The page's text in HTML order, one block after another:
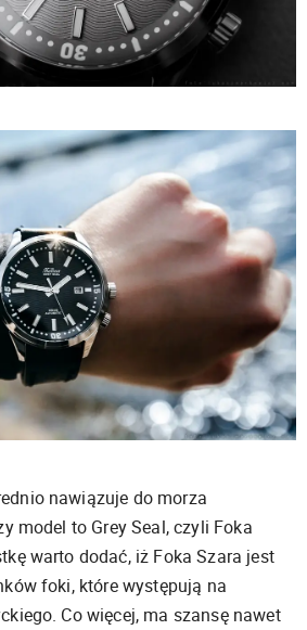
nawiązuje do morza
model to Grey Seal, czyli Foka
warto dodać, iż Foka Szara jest
foki, które występują na
Co więcej, ma szansę nawet